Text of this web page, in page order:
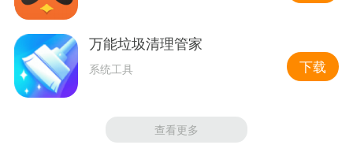
万能垃圾清理管家
系统工具 下载
查看更多